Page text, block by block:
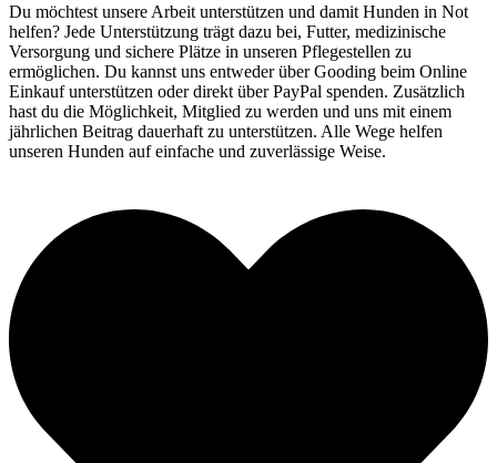
Du möchtest unsere Arbeit unterstützen und damit Hunden in Not
helfen? Jede Unterstützung trägt dazu bei, Futter, medizinische
Versorgung und sichere Plätze in unseren Pflegestellen zu
ermöglichen. Du kannst uns entweder über Gooding beim Online
Einkauf unterstützen oder direkt über PayPal spenden. Zusätzlich
hast du die Möglichkeit, Mitglied zu werden und uns mit einem
jährlichen Beitrag dauerhaft zu unterstützen. Alle Wege helfen
unseren Hunden auf einfache und zuverlässige Weise.